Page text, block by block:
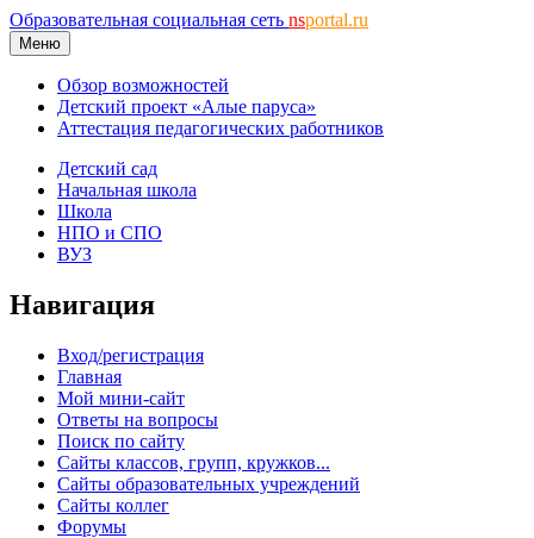
Образовательная социальная сеть nsportal.ru
Меню
Обзор возможностей
Детский проект «Алые паруса»
Аттестация педагогических работников
Детский сад
Начальная школа
Школа
НПО и СПО
ВУЗ
Навигация
Вход/регистрация
Главная
Мой мини-сайт
Ответы на вопросы
Поиск по сайту
Сайты классов, групп, кружков...
Сайты образовательных учреждений
Сайты коллег
Форумы